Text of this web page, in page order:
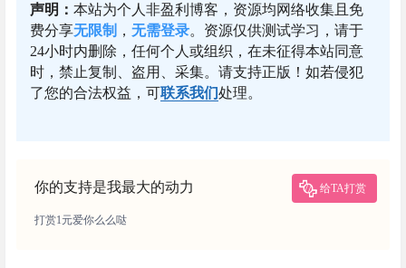
声明： 本站为个人非盈利博客，资源均网络收集且免
费分享无限制 ， 无需登录。资源仅供测试学习，请于
24小时内删除，任何个人或组织，在未征得本站同意
时，禁止复制、盗用、采集。请支持正版！如若侵犯
了您的合法权益，可联系我们处理。
你的支持是我最大的动力 给TA打赏
打赏1元爱你么么哒